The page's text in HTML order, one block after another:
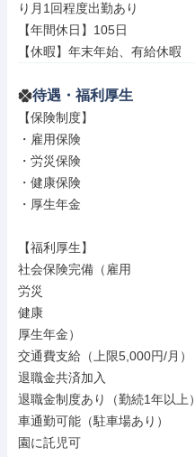
り月1回程度出勤あり
【年間休日】105日
【休暇】年末年始、有給休暇
待遇・福利厚生
【保険制度】
・雇用保険
・労災保険
・健康保険
・厚生年金
【福利厚生】
社会保険完備（雇用
労災
健康
厚生年金）
交通費支給（上限5,000円/月）
退職金共済加入
退職金制度あり（勤続1年以上）
車通勤可能（駐車場あり）
園に託児可